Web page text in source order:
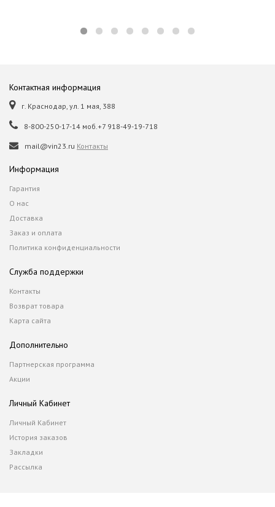
Контактная информация
г. Краснодар, ул. 1 мая, 388
8-800-250-17-14 моб.+7 918-49-19-718
mail@vin23.ru Контакты
Информация
Гарантия
О нас
Доставка
Заказ и оплата
Политика конфиденциальности
Служба поддержки
Контакты
Возврат товара
Карта сайта
Дополнительно
Партнерская программа
Акции
Личный Кабинет
Личный Кабинет
История заказов
Закладки
Рассылка